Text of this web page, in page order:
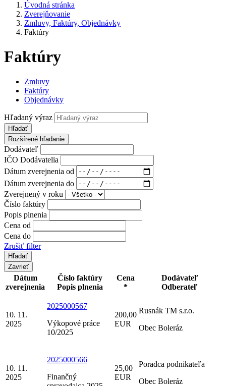
Úvodná stránka
Zverejňovanie
Zmluvy, Faktúry, Objednávky
Faktúry
Faktúry
Zmluvy
Faktúry
Objednávky
Hľadaný výraz
Hľadať
Rozšírené hľadanie
Dodávateľ
IČO Dodávatelia
Dátum zverejnenia od
Dátum zverejnenia do
Zverejnený v roku
Číslo faktúry
Popis plnenia
Cena od
Cena do
Zrušiť filter
Zavrieť
Dátum
zverejnenia
Číslo faktúry
Popis plnenia
Cena
*
Dodávateľ
Odberateľ
10. 11.
2025
2025000567
Výkopové práce
10/2025
200,00
EUR
Rusnák TM s.r.o.
Obec Boleráz
10. 11.
2025
2025000566
Finančný
25,00
EUR
Poradca podnikateľa
Obec Boleráz